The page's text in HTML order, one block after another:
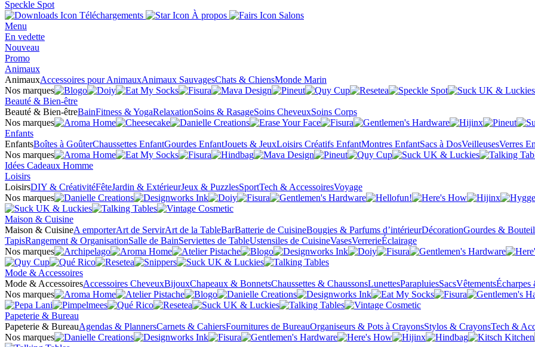
Speckle Spot
Téléchargements
À propos
Salons
Menu
En vedette
Nouveau
Promo
Animaux
AnimauxAccessoires pour AnimauxAnimaux SauvagesChats & ChiensMonde Marin
Nos marques
Beauté & Bien-être
Beauté & Bien-êtreBainFitness & YogaRelaxationSoins & RasageSoins CheveuxSoins Corps
Nos marques
Enfants
EnfantsBoîtes à GoûterChaussettes EnfantGourdes EnfantJouets & JeuxLoisirs Créatifs EnfantMontres EnfantSacs à DosVeilleusesVerres
Nos marques
Idées Cadeaux Homme
Loisirs
LoisirsDIY & CréativitéFêteJardin & ExtérieurJeux & PuzzlesSportTech & AccessoiresVoyage
Nos marques
Maison & Cuisine
Maison & CuisineA emporterArt de ServirArt de la TableBarBatterie de CuisineBougies & Parfums d’intérieurDécorationGourdes &
TapisRangement & OrganisationSalle de BainServiettes de TableUstensiles de CuisineVasesVerrerieÉclairage
Nos marques
Mode & Accessoires
Mode & AccessoiresAccessoires CheveuxBijouxChapeaux & BonnetsChaussettes & ChaussonsLunettesParapluiesSacsVêtementsÉcharpes
Nos marques
Papeterie & Bureau
Papeterie & BureauAgendas & PlannersCarnets & CahiersFournitures de BureauOrganiseurs & Pots à CrayonsStylos & CrayonsTech &
Nos marques